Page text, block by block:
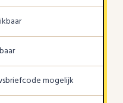
mogelijk